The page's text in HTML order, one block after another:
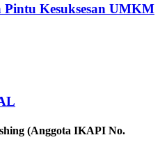
Kesuksesan UMKM
(Anggota IKAPI No.